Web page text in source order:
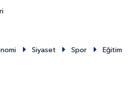
Siyaset Spor
Eğitim